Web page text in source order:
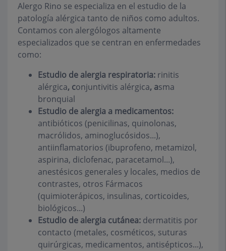
Alergo Rino se especializa en el estudio de la
patología alérgica tanto de niños como adultos.
Contamos con alergólogos altamente
especializados que se centran en enfermedades
como:
Estudio de alergia respiratoria: rinitis
alérgica, conjuntivitis alérgica, asma
bronquial
Estudio de alergia a medicamentos:
antibióticos (penicilinas, quinolonas,
macrólidos, aminoglucósidos...),
antiinflamatorios (ibuprofeno, metamizol,
aspirina, diclofenac, paracetamol...),
anestésicos generales y locales, medios de
contrastes, otros Fármacos
(quimioterápicos, insulinas, corticoides,
biológicos...)
Estudio de alergia cutánea: dermatitis por
contacto (metales, cosméticos, suturas
quirúrgicas, medicamentos, antisépticos...),